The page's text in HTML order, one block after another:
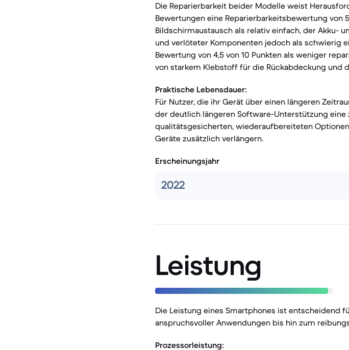
Die Reparierbarkeit beider Modelle weist
Bewertungen eine Reparierbarkeitsbewertung von
Bildschirmaustausch als relativ einfach, der Akku-
und verlöteter Komponenten jedoch als schwierig
Bewertung von 4,5 von 10 Punkten als weniger
von starkem Klebstoff für die Rückabdeckung und
Praktische Lebensdauer:
Für Nutzer, die ihr Gerät über einen längeren
der deutlich längeren Software-Unterstützung
qualitätsgesicherten, wiederaufbereiteten
Geräte zusätzlich verlängern.
Erscheinungsjahr
2022
Leistung
Die Leistung eines Smartphones ist entscheidend
anspruchsvoller Anwendungen bis hin zum
Prozessorleistung: